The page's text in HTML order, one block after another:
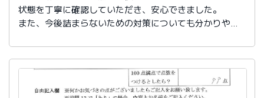
状態を丁寧に確認していただき、安心できました。
また、今後詰まらないための対策についても分かりやす
ありがとうございました。